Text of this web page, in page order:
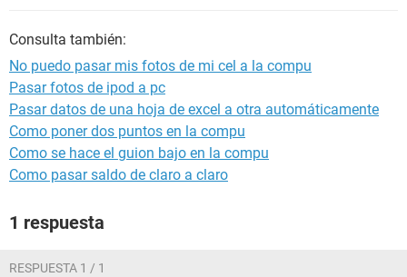
Consulta también:
No puedo pasar mis fotos de mi cel a la compu
Pasar fotos de ipod a pc
Pasar datos de una hoja de excel a otra automáticamente
Como poner dos puntos en la compu
Como se hace el guion bajo en la compu
Como pasar saldo de claro a claro
1 respuesta
RESPUESTA 1 / 1